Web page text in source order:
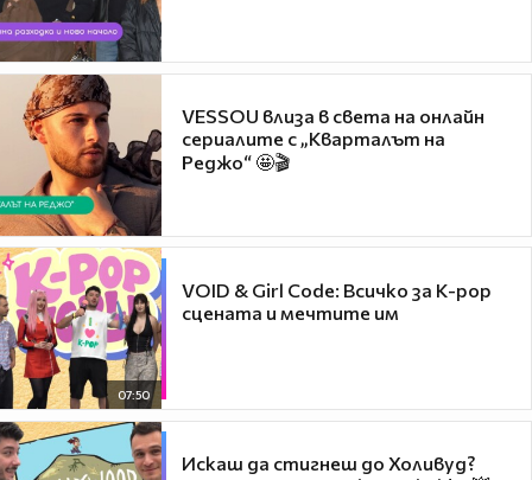
VESSOU влиза в света на онлайн
сериалите с „Кварталът на
Реджо“ 🤩🎬
07:50
VOID & Girl Code: Всичко за K-pop
сцената и мечтите им
Искаш да стигнеш до Холивуд?